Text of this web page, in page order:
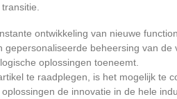
ontwikkeling van nieuwe
beheersing van de
oplossingen toeneemt.
te raadplegen, is het mogelijk te
de innovatie in de hele